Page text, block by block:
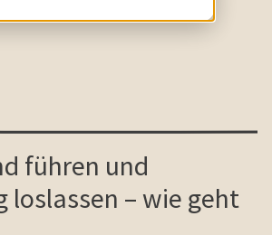
führen und
loslassen – wie geht